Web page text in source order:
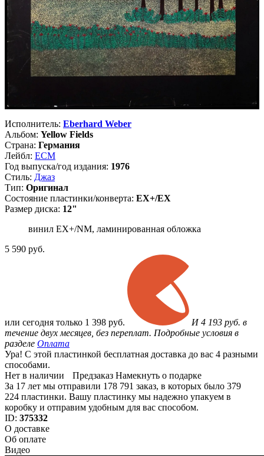
Исполнитель: Eberhard Weber
Альбом: Yellow Fields
Страна: Германия
Лейбл: ECM
Год выпуска/год издания: 1976
Стиль: Джаз
Тип: Оригинал
Состояние пластинки/конверта: EX+/EX
Размер диска: 12"
винил EX+/NM, ламинированная обложка
5 590 руб.
или сегодня только 1 398 руб.
И 4 193 руб. в
течение двух месяцев, без переплат. Подробные условия в
разделе Оплата
Ура! С этой пластинкой бесплатная доставка до вас 4 разными
способами.
Нет в наличии
Предзаказ Намекнуть о подарке
За 17 лет мы отправили 178 791 заказ, в которых было 379
224 пластинки. Вашу пластинку мы надежно упакуем в
коробку и отправим удобным для вас способом.
ID: 375332
О доставке
Об оплате
Видео